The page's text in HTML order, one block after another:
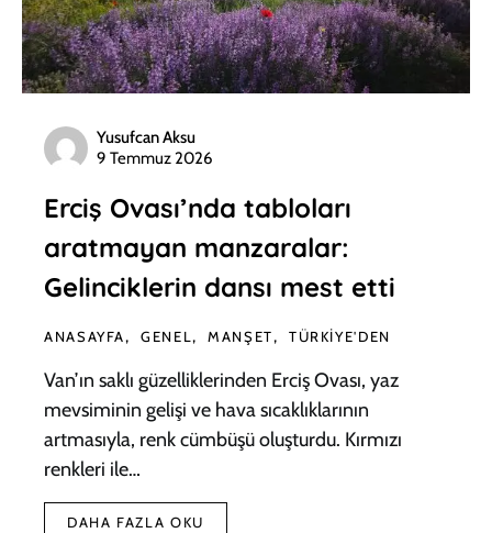
Yusufcan Aksu
9 Temmuz 2026
Erciş Ovası’nda tabloları
aratmayan manzaralar:
Gelinciklerin dansı mest etti
ANASAYFA GENEL MANŞET TÜRKIYE'DEN
Van’ın saklı güzelliklerinden Erciş Ovası, yaz
mevsiminin gelişi ve hava sıcaklıklarının
artmasıyla, renk cümbüşü oluşturdu. Kırmızı
renkleri ile…
DAHA FAZLA OKU